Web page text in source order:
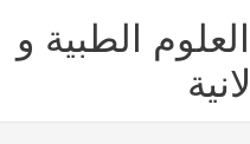
الطبية و